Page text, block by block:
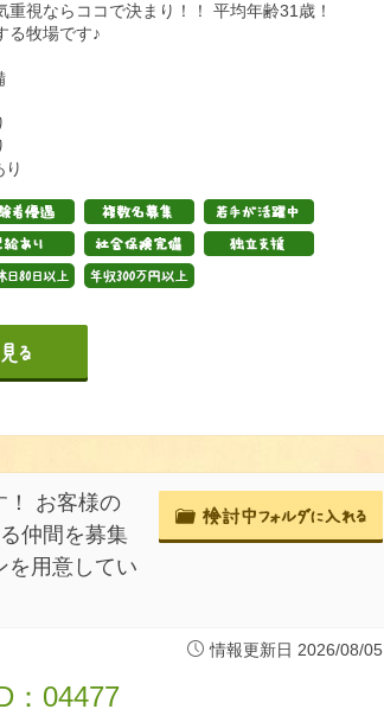
重視ならココで決まり！！ 平均年齢31歳！
る牧場です♪
！ お客様の
仲間を募集
を用意してい
情報更新日 2026/08/05
：04477